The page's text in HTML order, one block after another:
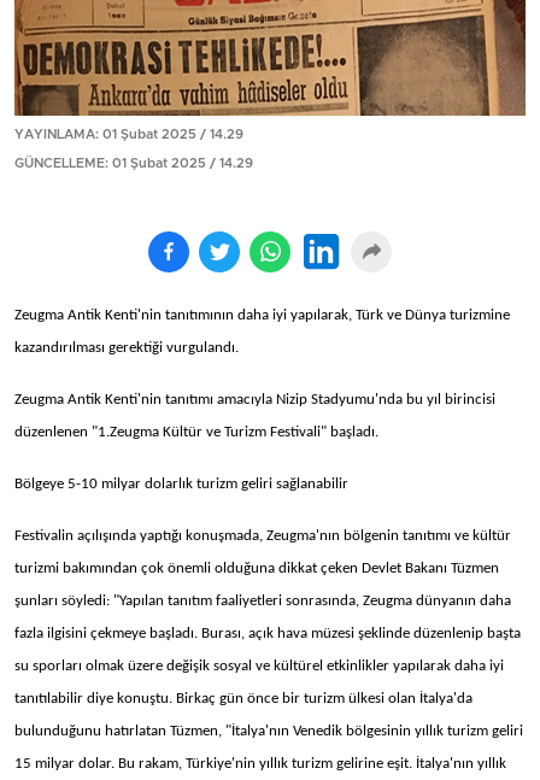
YAYINLAMA: 01 Şubat 2025 / 14.29
GÜNCELLEME: 01 Şubat 2025 / 14.29
Zeugma Antik Kenti'nin tanıtımının daha iyi yapılarak, Türk ve Dünya turizmine
kazandırılması gerektiği vurgulandı.
Zeugma Antik Kenti'nin tanıtımı amacıyla Nizip Stadyumu'nda bu yıl birincisi
düzenlenen "1.Zeugma Kültür ve Turizm Festivali" başladı.
Bölgeye 5-10 milyar dolarlık turizm geliri sağlanabilir
Festivalin açılışında yaptığı konuşmada, Zeugma'nın bölgenin tanıtımı ve kültür
turizmi bakımından çok önemli olduğuna dikkat çeken Devlet Bakanı Tüzmen
şunları söyledi: "Yapılan tanıtım faaliyetleri sonrasında, Zeugma dünyanın daha
fazla ilgisini çekmeye başladı. Burası, açık hava müzesi şeklinde düzenlenip başta
su sporları olmak üzere değişik sosyal ve kültürel etkinlikler yapılarak daha iyi
tanıtılabilir diye konuştu. Birkaç gün önce bir turizm ülkesi olan İtalya'da
bulunduğunu hatırlatan Tüzmen, "İtalya'nın Venedik bölgesinin yıllık turizm geliri
15 milyar dolar. Bu rakam, Türkiye'nin yıllık turizm gelirine eşit. İtalya'nın yıllık